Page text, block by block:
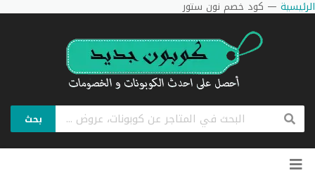
الرئيسية — كود خصم نون ستور
بحث
تخطي